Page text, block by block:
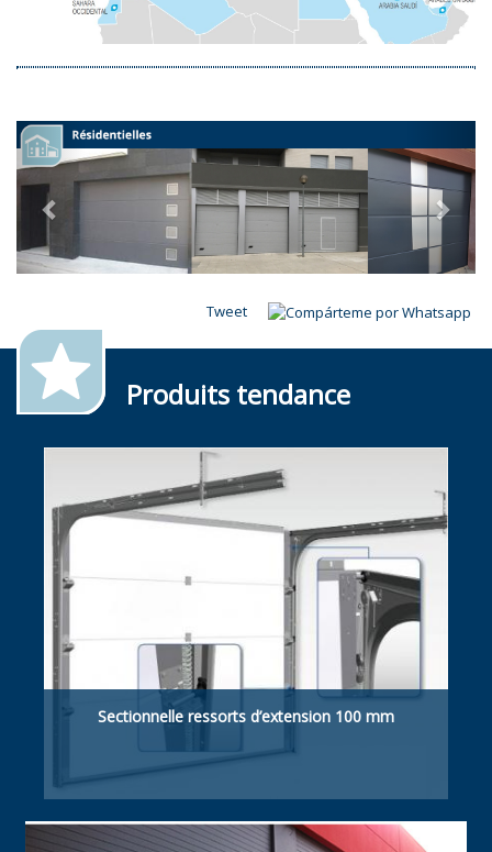
Tweet
Produits tendance
Sectionnelle ressorts d’extension 100 mm
Retombée de linteau suffisante 100 mm
manuelle / motorisée.